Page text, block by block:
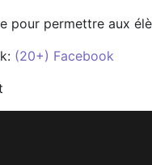
pour permettre aux
(20+) Facebook